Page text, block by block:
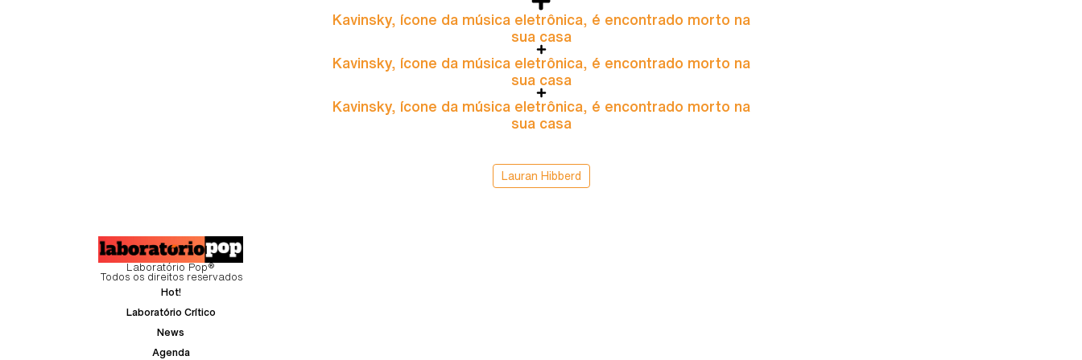
Kavinsky, ícone da música eletrônica, é encontrado morto na
sua casa
Kavinsky, ícone da música eletrônica, é encontrado morto na
sua casa
Kavinsky, ícone da música eletrônica, é encontrado morto na
sua casa
Lauran Hibberd
Laboratório Pop®
Todos os direitos reservados
Hot!
Laboratório Crítico
News
Agenda